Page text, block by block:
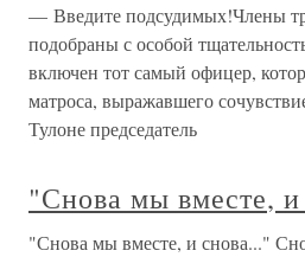
— Введите подсудимых!Члены
подобраны с особой
включен тот самый офицер,
матроса, выражавшего
Тулоне председатель
"Снова мы вместе,
"Снова мы вместе, и снова..."